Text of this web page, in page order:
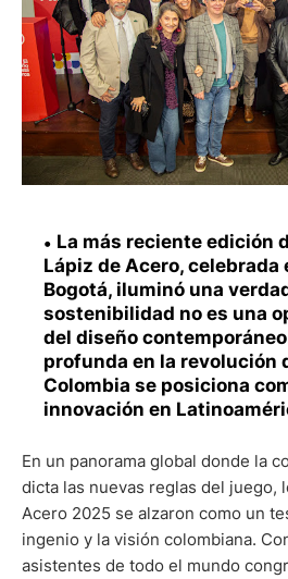
La más reciente edición
Lápiz de Acero, celebrada
Bogotá, iluminó una
sostenibilidad no es una
del diseño
profunda en la revolución
Colombia se posiciona
innovación en
En un panorama global donde la
dicta las nuevas reglas del juego,
Acero 2025 se alzaron como un
ingenio y la visión colombiana.
asistentes de todo el mundo